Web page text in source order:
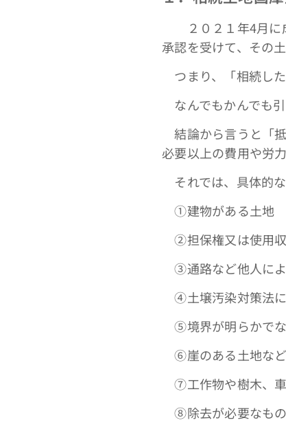
２０２１年4月に成
承認を受けて、その
つまり、「相続し
なんでもかんでも
結論から言うと「
必要以上の費用や労
それでは、具体的
①建物がある土地
➁担保権又は使用収
③通路など他人に
④土壌汚染対策法
➄境界が明らかでな
⑥崖のある土地など
⑦工作物や樹木、
⑧除去が必要なも